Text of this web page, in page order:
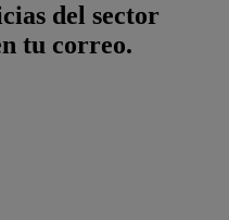
del sector
tu correo.